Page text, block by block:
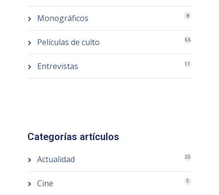
Monográficos 8
Películas de culto 56
Entrevistas 11
Categorías artículos
Actualidad 35
Cine 5